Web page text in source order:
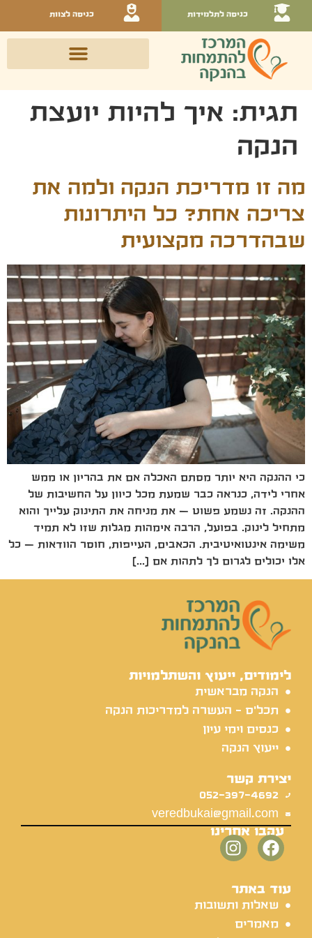
כניסה לתלמידות כניסה לצוות
תגית: איך להיות יועצת
הנקה
מה זו מדריכת הנקה ולמה את
צריכה אחת? כל היתרונות
שבהדרכה מקצועית
כי ההנקה היא יותר מסתם האכלה אם את בהריון או ממש
אחרי לידה, כנראה כבר שמעת מכל כיוון על החשיבות של
ההנקה. זה נשמע פשוט – את מניחה את התינוק עלייך והוא
מתחיל לינוק. בפועל, הרבה אימהות מגלות שזו לא תמיד
משימה אינטואיטיבית. הכאבים, העייפות, חוסר הוודאות – כל
אלו יכולים לגרום לך לתהות אם […]
לימודים, ייעוץ והשתלמויות
הנקה מבראשית
תכל'ס - העשרה למדריכות הנקה
כנסים וימי עיון
ייעוץ הנקה
יצירת קשר
052-397-4692
veredbukai@gmail.com
עקבו אחרינו
עוד באתר
שאלות ותשובות
מאמרים